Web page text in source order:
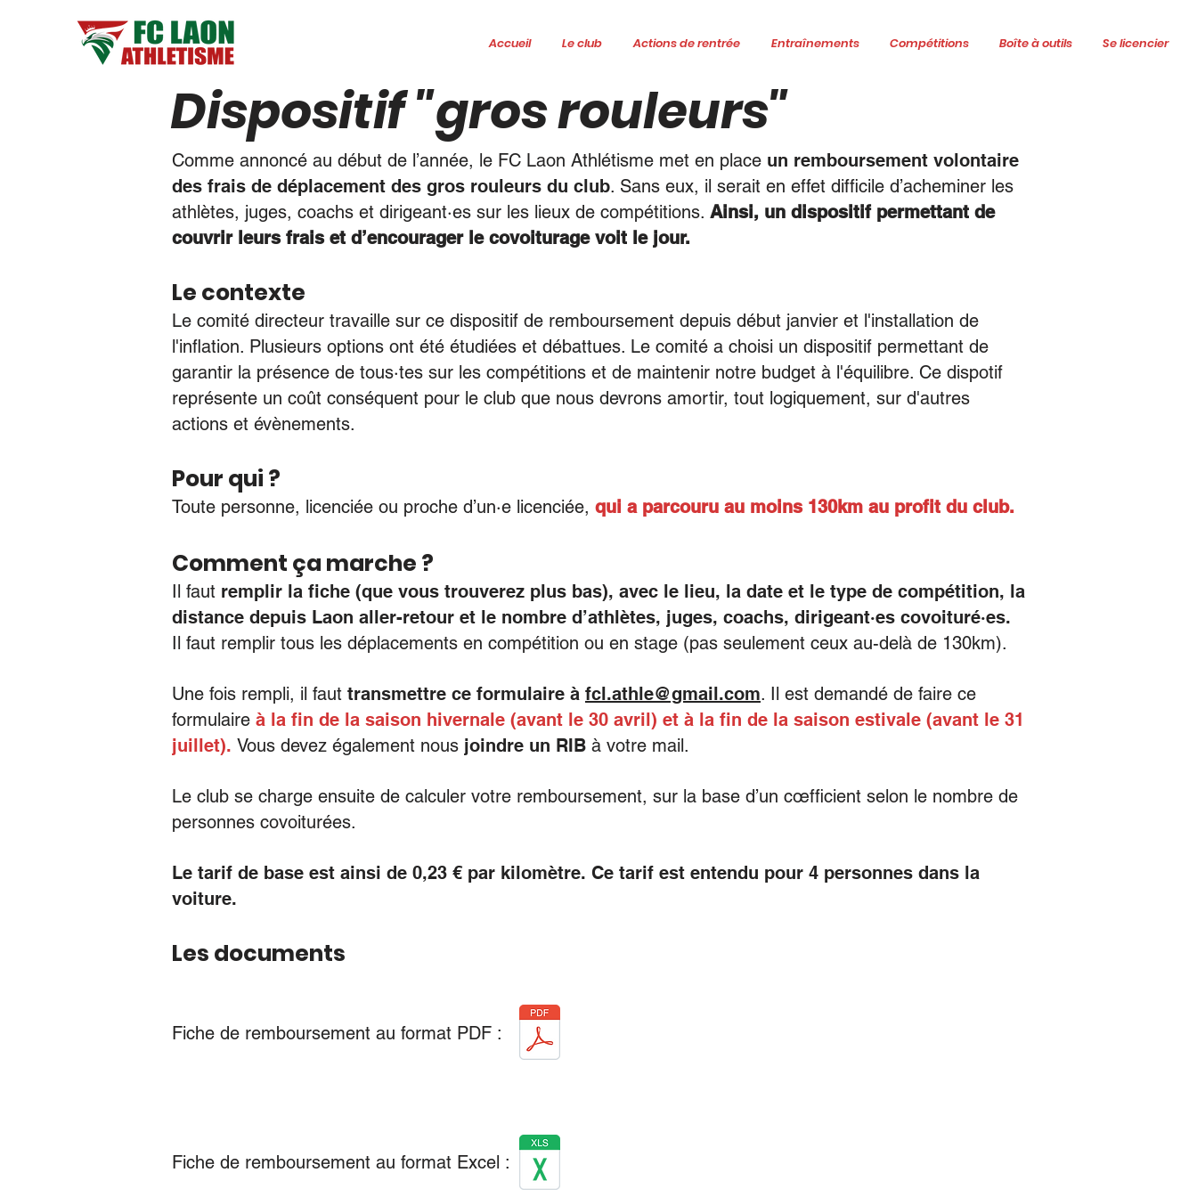
Accueil Le club Actions de rentrée Entraînements Compétitions Boîte à outils Se licencier
Dispositif "gros rouleurs"
Comme annoncé au début de l’année, le FC Laon Athlétisme met en place un remboursement volontaire
des frais de déplacement des gros rouleurs du club. Sans eux, il serait en effet difficile d’acheminer les
athlètes, juges, coachs et dirigeant·es sur les lieux de compétitions. Ainsi, un dispositif permettant de
couvrir leurs frais et d’encourager le covoiturage voit le jour.
Le contexte
Le comité directeur travaille sur ce dispositif de remboursement depuis début janvier et l'installation de
l'inflation. Plusieurs options ont été étudiées et débattues. Le comité a choisi un dispositif permettant de
garantir la présence de tous·tes sur les compétitions et de maintenir notre budget à l'équilibre. Ce dispotif
représente un coût conséquent pour le club que nous devrons amortir, tout logiquement, sur d'autres
actions et évènements.
Pour qui ?
Toute personne, licenciée ou proche d’un·e licenciée, qui a parcouru au moins 130km au profit du club.
Comment ça marche ? ​
Il faut remplir la fiche (que vous trouverez plus bas), avec le lieu, la date et le type de compétition, la
distance depuis Laon aller-retour et le nombre d’athlètes, juges, coachs, dirigeant·es covoituré·es.
Il faut remplir tous les déplacements en compétition ou en stage (pas seulement ceux au-delà de 130km).
Une fois rempli, il faut transmettre ce formulaire à fcl.athle@gmail.com. Il est demandé de faire ce
formulaire à la fin de la saison hivernale (avant le 30 avril) et à la fin de la saison estivale (avant le 31
juillet). Vous devez également nous joindre un RIB à votre mail.
Le club se charge ensuite de calculer votre remboursement, sur la base d’un cœfficient selon le nombre de
personnes covoiturées.
Le tarif de base est ainsi de 0,23 € par kilomètre. Ce tarif est entendu pour 4 personnes dans la
voiture.
Les documents
Fiche de remboursement au format PDF :
Fiche de remboursement au format Excel :